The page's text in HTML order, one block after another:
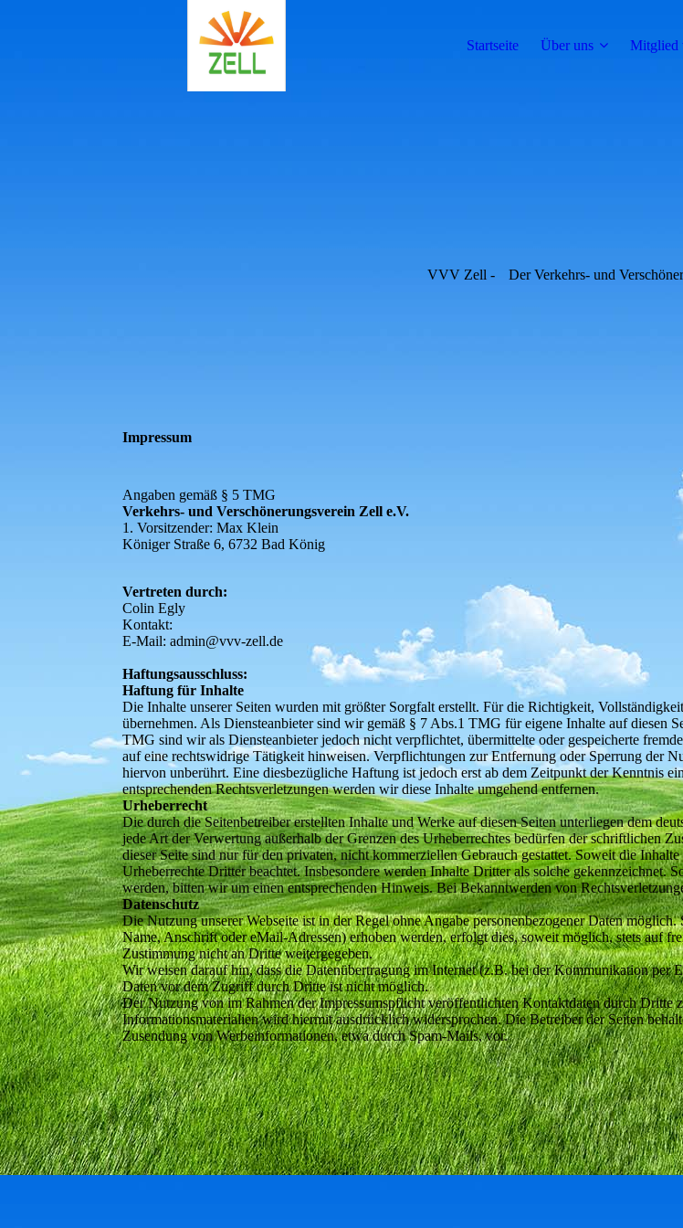
Startseite Über uns Mitglied
VVV Zell - Der Verkehrs- und
Impressum
Angaben gemäß § 5 TMG
Verkehrs- und Verschönerungsverein Zell e.V.
1. Vorsitzender: Max Klein
Königer Straße 6, 6732 Bad König
Vertreten durch:
Colin Egly
Kontakt:
E-Mail: admin@vvv-zell.de
Haftungsausschluss:
Haftung für Inhalte
Die Inhalte unserer Seiten wurden mit größter Sorgfalt erstellt. Für die Richtigkeit,
übernehmen. Als Diensteanbieter sind wir gemäß § 7 Abs.1 TMG für eigene Inhalte auf diesen
TMG sind wir als Diensteanbieter jedoch nicht verpflichtet, übermittelte oder gespeicherte
auf eine rechtswidrige Tätigkeit hinweisen. Verpflichtungen zur Entfernung oder Sperrung der
hiervon unberührt. Eine diesbezügliche Haftung ist jedoch erst ab dem Zeitpunkt der Kenntnis
entsprechenden Rechtsverletzungen werden wir diese Inhalte umgehend entfernen.
Urheberrecht
Die durch die Seitenbetreiber erstellten Inhalte und Werke auf diesen Seiten unterliegen dem
jede Art der Verwertung außerhalb der Grenzen des Urheberrechtes bedürfen der schriftlichen
dieser Seite sind nur für den privaten, nicht kommerziellen Gebrauch gestattet. Soweit die
Urheberrechte Dritter beachtet. Insbesondere werden Inhalte Dritter als solche gekennzeichnet.
werden, bitten wir um einen entsprechenden Hinweis. Bei Bekanntwerden von
Datenschutz
Die Nutzung unserer Webseite ist in der Regel ohne Angabe personenbezogener Daten
Name, Anschrift oder eMail-Adressen) erhoben werden, erfolgt dies, soweit möglich, stets auf
Zustimmung nicht an Dritte weitergegeben.
Wir weisen darauf hin, dass die Datenübertragung im Internet (z.B. bei der Kommunikation
Daten vor dem Zugriff durch Dritte ist nicht möglich.
Der Nutzung von im Rahmen der Impressumspflicht veröffentlichten Kontaktdaten durch Dritte
Informationsmaterialien wird hiermit ausdrücklich widersprochen. Die Betreiber der Seiten
Zusendung von Werbeinformationen, etwa durch Spam-Mails, vor.